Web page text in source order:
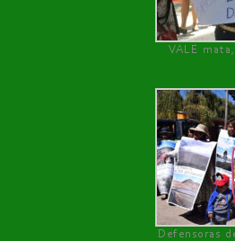
VALE mata,
Defensoras